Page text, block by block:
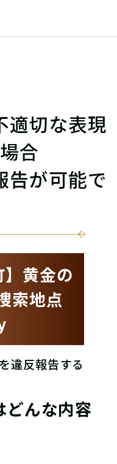
適切な表現
合
告が可能で
】黄金の
索地点
違反報告する
どんな内容